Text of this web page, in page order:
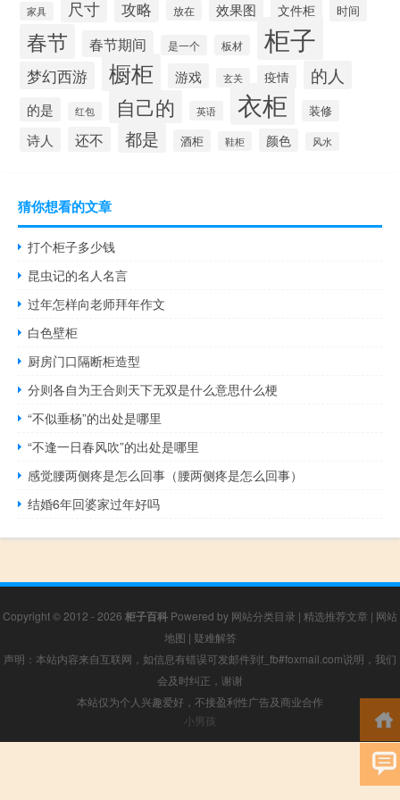
家具 尺寸 攻略 放在 效果图 文件柜 时间
春节 春节期间 是一个 板材 柜子
梦幻西游 橱柜 游戏 玄关 疫情 的人
的是 红包 自己的 英语 衣柜 装修
诗人 还不 都是 酒柜 鞋柜 颜色 风水
猜你想看的文章
打个柜子多少钱
昆虫记的名人名言
过年怎样向老师拜年作文
白色壁柜
厨房门口隔断柜造型
分则各自为王合则天下无双是什么意思什么梗
“不似垂杨”的出处是哪里
“不逢一日春风吹”的出处是哪里
感觉腰两侧疼是怎么回事（腰两侧疼是怎么回事）
结婚6年回婆家过年好吗
Copyright © 2012 - 2026 柜子百科 Powered by 网站分类目录 | 精选推荐文章 | 网站
地图 | 疑难解答
声明：本站内容来自互联网，如信息有错误可发邮件到f_fb#foxmail.com说明，我们
会及时纠正，谢谢
本站仅为个人兴趣爱好，不接盈利性广告及商业合作
小男孩